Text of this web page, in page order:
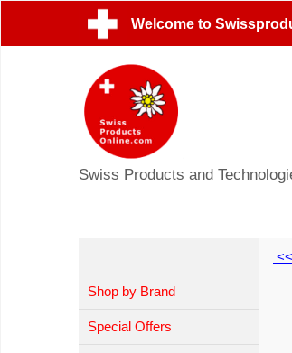
Welcome to
Swiss Products and
Shop by Brand
Special Offers